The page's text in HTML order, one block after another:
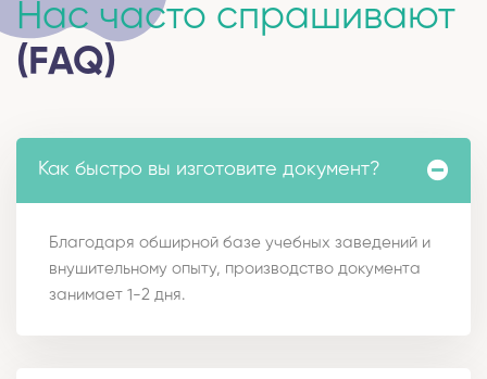
Нас часто спрашивают
(FAQ)
Как быстро вы изготовите документ?
Благодаря обширной базе учебных заведений и
внушительному опыту, производство документа
занимает 1-2 дня.